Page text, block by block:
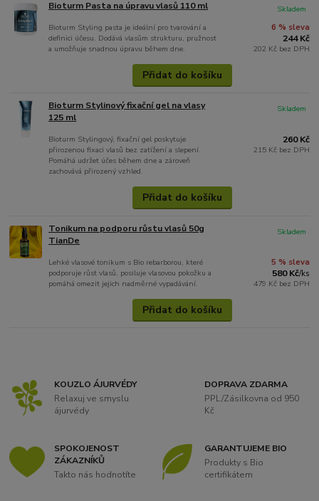
Bioturm Pasta na úpravu vlasů 110 ml
Bioturm Styling pasta je ideální pro tvarování a
definici účesu. Dodává vlasům strukturu, pružnost
a umožňuje snadnou úpravu během dne.
6 % sleva
244 Kč
202 Kč bez DPH
Skladem
Přidat do košíku
Bioturm Stylinový fixační gel na vlasy
125 ml
Bioturm Stylingový, fixační gel poskytuje
přirozenou fixaci vlasů bez zatížení a slepení.
Pomáhá udržet účes během dne a zároveň
zachovává přirozený vzhled.
260 Kč
215 Kč bez DPH
Skladem
Přidat do košíku
Tonikum na podporu růstu vlasů 50g
TianDe
Lehké vlasové tonikum s Bio rebarborou, které
podporuje růst vlasů, posiluje vlasovou pokožku a
pomáhá omezit jejich nadměrné vypadávání.
5 % sleva
580 Kč/ks
479 Kč bez DPH
Skladem
Přidat do košíku
KOUZLO ÁJURVÉDY
Relaxuj ve smyslu
ájurvédy
DOPRAVA ZDARMA
PPL/Zásilkovna od 950
Kč
SPOKOJENOST
ZÁKAZNÍKŮ
Takto nás hodnotíte
GARANTUJEME BIO
Produkty s Bio
certifikátem